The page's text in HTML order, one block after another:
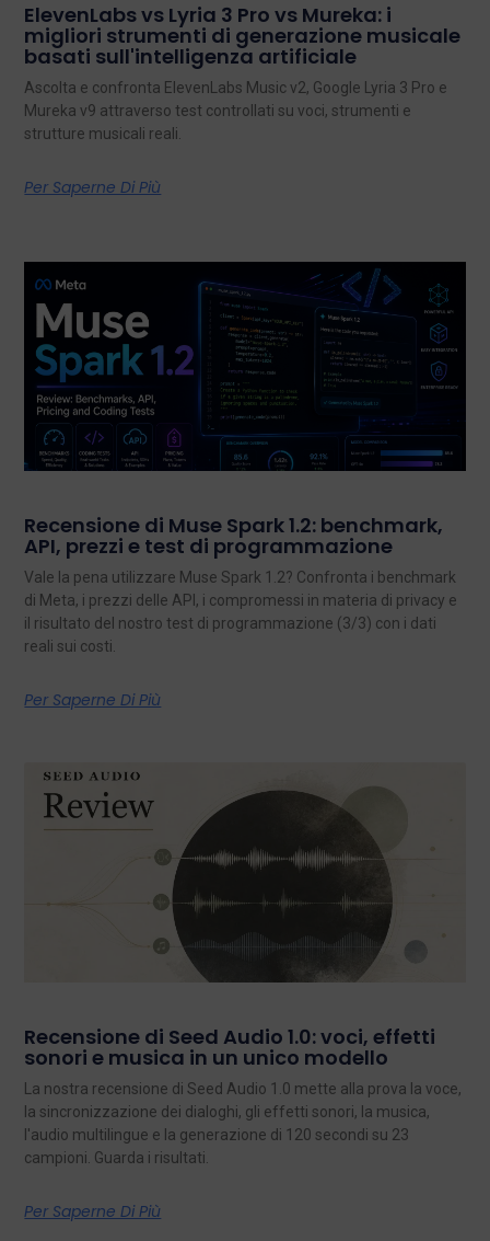
ElevenLabs vs Lyria 3 Pro vs Mureka: i
migliori strumenti di generazione musicale
basati sull'intelligenza artificiale
Ascolta e confronta ElevenLabs Music v2, Google Lyria 3 Pro e
Mureka v9 attraverso test controllati su voci, strumenti e
strutture musicali reali.
Per Saperne Di Più
Recensione di Muse Spark 1.2: benchmark,
API, prezzi e test di programmazione
Vale la pena utilizzare Muse Spark 1.2? Confronta i benchmark
di Meta, i prezzi delle API, i compromessi in materia di privacy e
il risultato del nostro test di programmazione (3/3) con i dati
reali sui costi.
Per Saperne Di Più
Recensione di Seed Audio 1.0: voci, effetti
sonori e musica in un unico modello
La nostra recensione di Seed Audio 1.0 mette alla prova la voce,
la sincronizzazione dei dialoghi, gli effetti sonori, la musica,
l'audio multilingue e la generazione di 120 secondi su 23
campioni. Guarda i risultati.
Per Saperne Di Più